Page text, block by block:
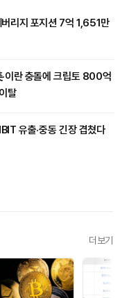
리지 포지션 7억 1,651만
란 충돌에 크립토 800억
탈
유출·중동 긴장 겹쳤다
더보기